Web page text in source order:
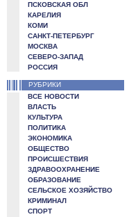
ПСКОВСКАЯ ОБЛ
КАРЕЛИЯ
КОМИ
САНКТ-ПЕТЕРБУРГ
МОСКВА
СЕВЕРО-ЗАПАД
РОССИЯ
РУБРИКИ
ВСЕ НОВОСТИ
ВЛАСТЬ
КУЛЬТУРА
ПОЛИТИКА
ЭКОНОМИКА
ОБЩЕСТВО
ПРОИСШЕСТВИЯ
ЗДРАВООХРАНЕНИЕ
ОБРАЗОВАНИЕ
СЕЛЬСКОЕ ХОЗЯЙСТВО
КРИМИНАЛ
СПОРТ